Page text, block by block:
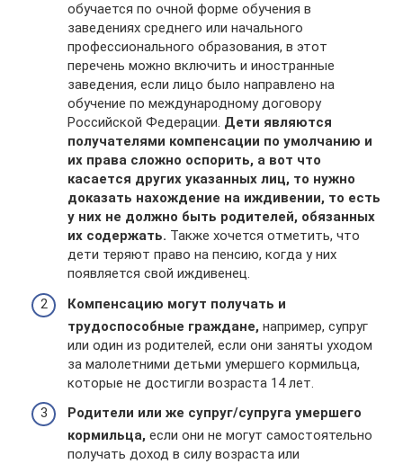
обучается по очной форме обучения в
заведениях среднего или начального
профессионального образования, в этот
перечень можно включить и иностранные
заведения, если лицо было направлено на
обучение по международному договору
Российской Федерации. Дети являются
получателями компенсации по умолчанию и
их права сложно оспорить, а вот что
касается других указанных лиц, то нужно
доказать нахождение на иждивении, то есть
у них не должно быть родителей, обязанных
их содержать. Также хочется отметить, что
дети теряют право на пенсию, когда у них
появляется свой иждивенец.
Компенсацию могут получать и
трудоспособные граждане, например, супруг
или один из родителей, если они заняты уходом
за малолетними детьми умершего кормильца,
которые не достигли возраста 14 лет.
Родители или же супруг/супруга умершего
кормильца, если они не могут самостоятельно
получать доход в силу возраста или